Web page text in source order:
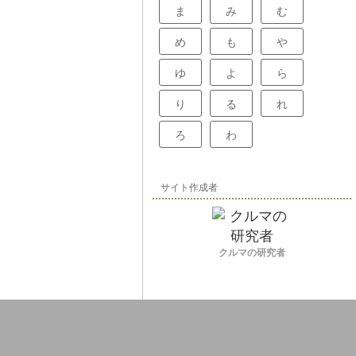
ま み む
め も や
ゆ よ ら
り る れ
ろ わ
サイト作成者
クルマの研究者